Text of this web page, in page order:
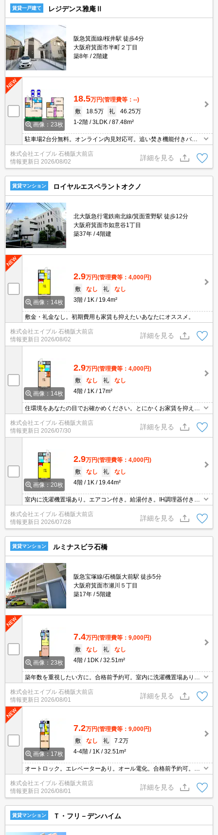
賃貸一戸建て レジデンス雅庵Ⅱ
阪急箕面線/桜井駅 徒歩4分
大阪府箕面市半町２丁目
築8年
2階建
画像：23枚
18.5万円(管理費等：--)
敷
18.5万 礼
46.25万
1-2階
3LDK 87.48m²
駐車場2台分無料。オンライン内見対応可。追い焚き機能付きバ
煙(ベランダ含)※電子タバコも不可。南向きで日当り良好。
株式会社エイブル 石橋阪大前店
情報更新日 2026/08/02
詳細を見る
賃貸マンション ロイヤルエスペラントオクノ
北大阪急行電鉄南北線/箕面萱野駅 徒歩12分
大阪府箕面市如意谷1丁目
築37年
4階建
画像：14枚
2.9万円(管理費等：4,000円)
敷
なし 礼
なし
3階
1K 19.4m²
敷金・礼金なし。初期費用も家賃も抑えたいあなたにオススメ。
株式会社エイブル 石橋阪大前店
情報更新日 2026/08/02
詳細を見る
画像：14枚
2.9万円(管理費等：4,000円)
敷
なし 礼
なし
4階
1K 17m²
住環境をあなたの目でお確かめください。とにかくお家賃を抑えた
株式会社エイブル 石橋阪大前店
情報更新日 2026/07/30
詳細を見る
画像：20枚
2.9万円(管理費等：4,000円)
敷
なし 礼
なし
4階
1K 19.44m²
室内に洗濯機置場あり。エアコン付き。給湯付き。IH調理器付き。
住宅街。保証会社加入要(月額総支払額の100%、10,000円/年)。
株式会社エイブル 石橋阪大前店
情報更新日 2026/07/28
詳細を見る
賃貸マンション ルミナスビラ石橋
阪急宝塚線/石橋阪大前駅 徒歩5分
大阪府箕面市瀬川５丁目
築17年
5階建
画像：23枚
7.4万円(管理費等：9,000円)
敷
なし 礼
なし
4階
1DK 32.51m²
築年数を重視したい方に。合格前予約可。室内に洗濯機置場あり。I
いてます。オール電化のお部屋です。バイク置き場あり。
株式会社エイブル 石橋阪大前店
情報更新日 2026/08/01
詳細を見る
画像：17枚
7.2万円(管理費等：9,000円)
敷
なし 礼
7.2万
4-4階
1K 32.51m²
オートロック。エレベーターあり。オール電化。合格前予約可。室
株式会社エイブル 石橋阪大前店
情報更新日 2026/08/01
詳細を見る
賃貸マンション Ｔ・フリ－デンハイム